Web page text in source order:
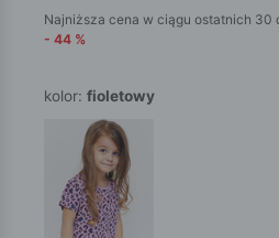
Najniższa cena w ciągu ostatnich 30
- 44 %
kolor: fioletowy